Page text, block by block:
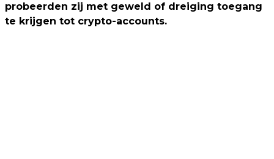
probeerden zij met geweld of dreiging toegang
te krijgen tot crypto-accounts.